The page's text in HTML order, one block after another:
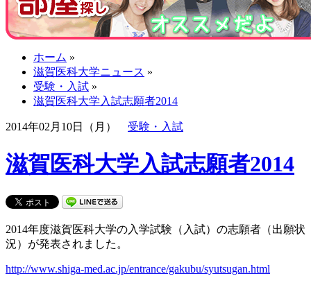
ホーム »
滋賀医科大学ニュース »
受験・入試 »
滋賀医科大学入試志願者2014
2014年02月10日（月） 受験・入試
滋賀医科大学入試志願者2014
2014年度滋賀医科大学の入学試験（入試）の志願者（出願状
況）が発表されました。
http://www.shiga-med.ac.jp/entrance/gakubu/syutsugan.html